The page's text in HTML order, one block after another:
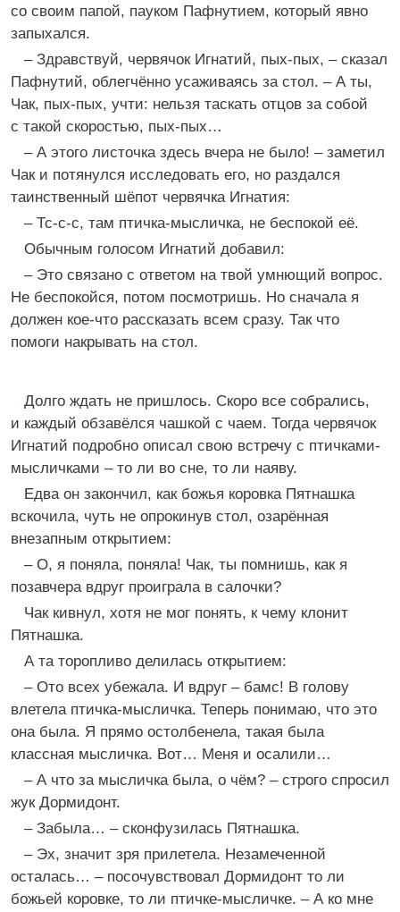
со своим папой, пауком Пафнутием, который явно
запыхался.
– Здравствуй, червячок Игнатий, пых-пых, – сказал
Пафнутий, облегчённо усаживаясь за стол. – А ты,
Чак, пых-пых, учти: нельзя таскать отцов за собой
с такой скоростью, пых-пых…
– А этого листочка здесь вчера не было! – заметил
Чак и потянулся исследовать его, но раздался
таинственный шёпот червячка Игнатия:
– Тс-с-с, там птичка-мысличка, не беспокой её.
Обычным голосом Игнатий добавил:
– Это связано с ответом на твой умнющий вопрос.
Не беспокойся, потом посмотришь. Но сначала я
должен кое-что рассказать всем сразу. Так что
помоги накрывать на стол.
Долго ждать не пришлось. Скоро все собрались,
и каждый обзавёлся чашкой с чаем. Тогда червячок
Игнатий подробно описал свою встречу с птичками-
мысличками – то ли во сне, то ли наяву.
Едва он закончил, как божья коровка Пятнашка
вскочила, чуть не опрокинув стол, озарённая
внезапным открытием:
– О, я поняла, поняла! Чак, ты помнишь, как я
позавчера вдруг проиграла в салочки?
Чак кивнул, хотя не мог понять, к чему клонит
Пятнашка.
А та торопливо делилась открытием:
– Ото всех убежала. И вдруг – бамс! В голову
влетела птичка-мысличка. Теперь понимаю, что это
она была. Я прямо остолбенела, такая была
классная мысличка. Вот… Меня и осалили…
– А что за мысличка была, о чём? – строго спросил
жук Дормидонт.
– Забыла… – сконфузилась Пятнашка.
– Эх, значит зря прилетела. Незамеченной
осталась… – посочувствовал Дормидонт то ли
божьей коровке, то ли птичке-мысличке. – А ко мне